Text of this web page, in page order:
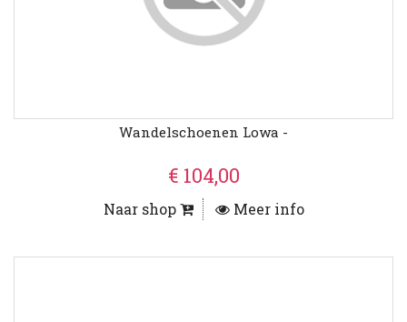
Wandelschoenen Lowa -
€ 104,00
Naar shop Meer info